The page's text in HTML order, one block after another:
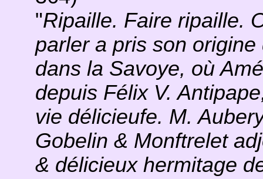
"Ripaille. Faire ripaille.
parler a pris son
dans la Savoye, où
depuis Félix V.
vie délicieufe. M.
Gobelin & Monftrelet
& délicieux hermitage